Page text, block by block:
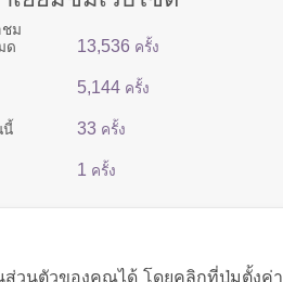
ชม
ด
13,536 ครั้ง
5,144 ครั้ง
นี้ 33 ครั้ง
1 ครั้ง
ส่วนตัวของคุณได้ โดยคลิกที่ปุ่มตั้งค่า